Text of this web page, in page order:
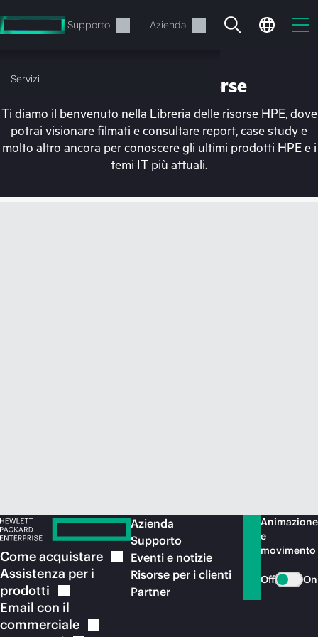
al
contenuto
Supporto Azienda
Servizi
Il carrello è attualmente
Libreria delle risorse
Ti diamo il benvenuto nella Libreria delle risorse HPE, dove
potrai visionare filmati e consultare report, case study e
molto altro ancora per conoscere gli ultimi prodotti HPE e i
temi IT più attuali.
Comeacquistare
Assistenza per i
prodotti
Email con il
commerciale
Azienda
Supporto
Eventi e notizie
Risorse per i clienti
Partner
Animazione
e
movimento
Off On